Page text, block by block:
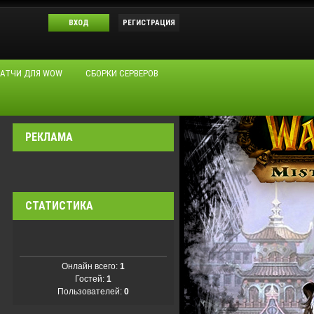
ВХОД РЕГИСТРАЦИЯ
ДЛЯ WOW СБОРКИ СЕРВЕРОВ
РЕКЛАМА
СТАТИСТИКА
Онлайн всего: 1
Гостей: 1
Пользователей: 0